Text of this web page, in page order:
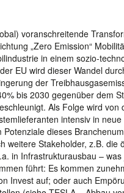
voranschreitende
„Zero Emission“
in einem sozio-
EU wird dieser Wandel
der
bis 2030 gegenüber dem
Als Folge wird von
intensiv in
Potenziale dieses
weitere Stakeholder, z.B. die
in Infrastrukturausbau –
führt: Es kommen
Invest auf; oder auch